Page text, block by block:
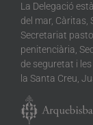
La Delegació
del mar,
Secretariat
penitenciària,
de seguretat i
la Santa Creu,